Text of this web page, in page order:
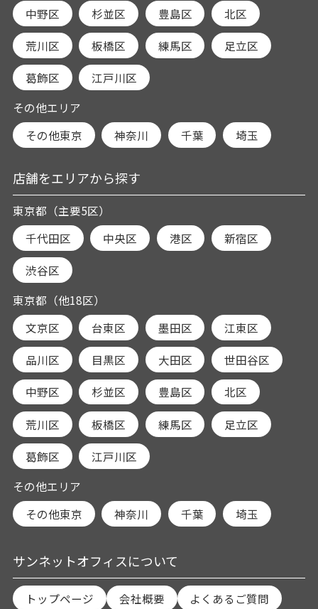
中野区 杉並区 豊島区 北区
荒川区 板橋区 練馬区 足立区
葛飾区
江戸川区
その他エリア
その他東京
神奈川 千葉 埼玉
店舗をエリアから探す
東京都（主要5区）
千代田区
中央区 港区 新宿区
渋谷区
東京都（他18区）
文京区
台東区 墨田区 江東区
品川区 目黒区 大田区 世田谷区
中野区 杉並区 豊島区 北区
荒川区 板橋区 練馬区 足立区
葛飾区
江戸川区
その他エリア
その他東京
神奈川 千葉 埼玉
サンネットオフィスについて
トップページ 会社概要
よくあるご質問